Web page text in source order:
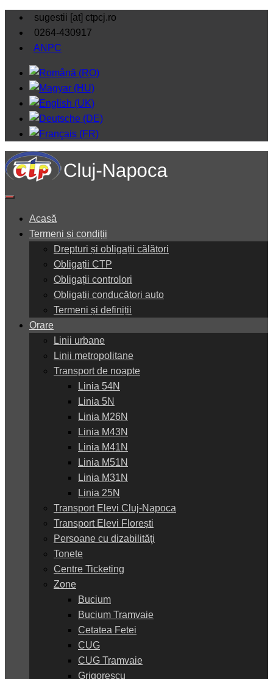
sugestii [at] ctpcj.ro
0264-430917
ANPC
Acasă
Termeni și condiții
Drepturi și obligații călători
Obligații CTP
Obligații controlori
Obligații conducători auto
Termeni și definiții
Orare
Linii urbane
Linii metropolitane
Transport de noapte
Linia 54N
Linia 5N
Linia M26N
Linia M43N
Linia M41N
Linia M51N
Linia M31N
Linia 25N
Transport Elevi Cluj-Napoca
Transport Elevi Florești
Persoane cu dizabilităţi
Tonete
Centre Ticketing
Zone
Bucium
Bucium Tramvaie
Cetatea Fetei
CUG
CUG Tramvaie
Grigorescu